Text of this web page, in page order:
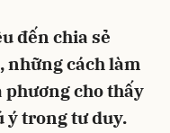
đến chia sẻ
những cách làm
phương cho thấy
ý trong tư duy.
Hủy Gửi